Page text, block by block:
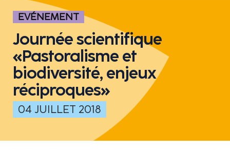
EVÉNEMENT
Journée scientifique
«Pastoralisme et
biodiversité, enjeux
réciproques»
04 JUILLET 2018